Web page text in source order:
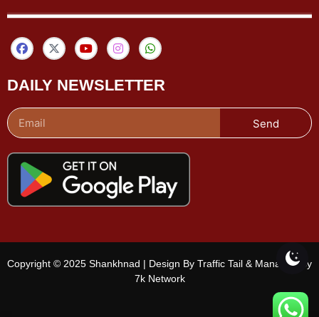
DAILY NEWSLETTER
Send
Copyright © 2025 Shankhnad | Design By Traffic Tail & Managed By
7k Network